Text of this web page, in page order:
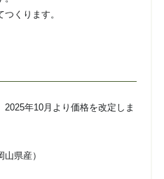
くります。
年10月より価格を改定しま
県産）